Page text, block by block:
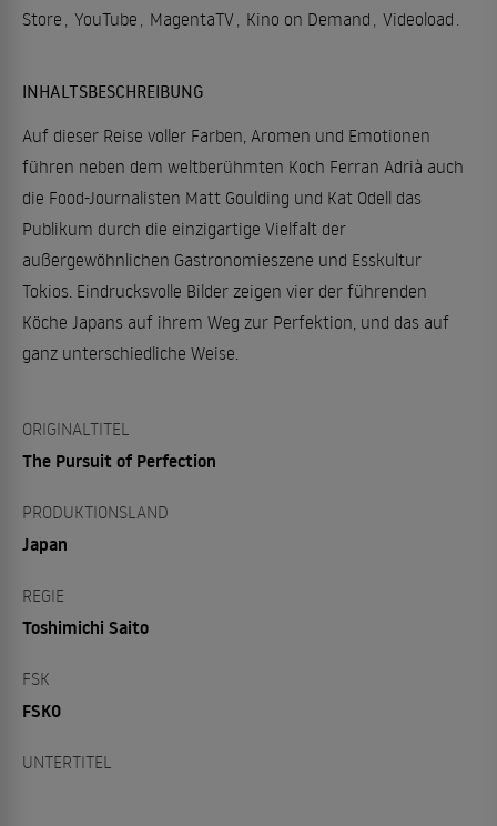
Store , YouTube , MagentaTV, Kino on Demand , Videoload .
INHALTSBESCHREIBUNG
Auf dieser Reise voller Farben, Aromen und Emotionen
führen neben dem weltberühmten Koch Ferran Adrià auch
die Food-Journalisten Matt Goulding und Kat Odell das
Publikum durch die einzigartige Vielfalt der
außergewöhnlichen Gastronomieszene und Esskultur
Tokios. Eindrucksvolle Bilder zeigen vier der führenden
Köche Japans auf ihrem Weg zur Perfektion, und das auf
ganz unterschiedliche Weise.
ORIGINALTITEL
The Pursuit of Perfection
PRODUKTIONSLAND
Japan
REGIE
Toshimichi Saito
FSK
FSK0
UNTERTITEL